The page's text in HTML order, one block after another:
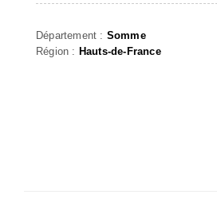
Département : Somme
Région : Hauts-de-France